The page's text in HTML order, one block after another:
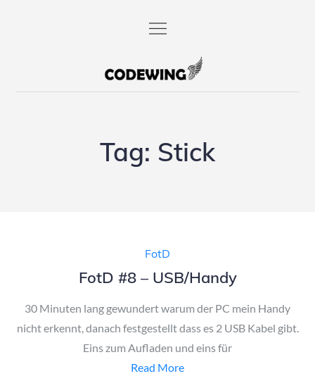
codewing.de
Tag: Stick
FotD
FotD #8 – USB/Handy
30 Minuten lang gewundert warum der PC mein Handy
nicht erkennt, danach festgestellt dass es 2 USB Kabel gibt.
Eins zum Aufladen und eins für
Read More